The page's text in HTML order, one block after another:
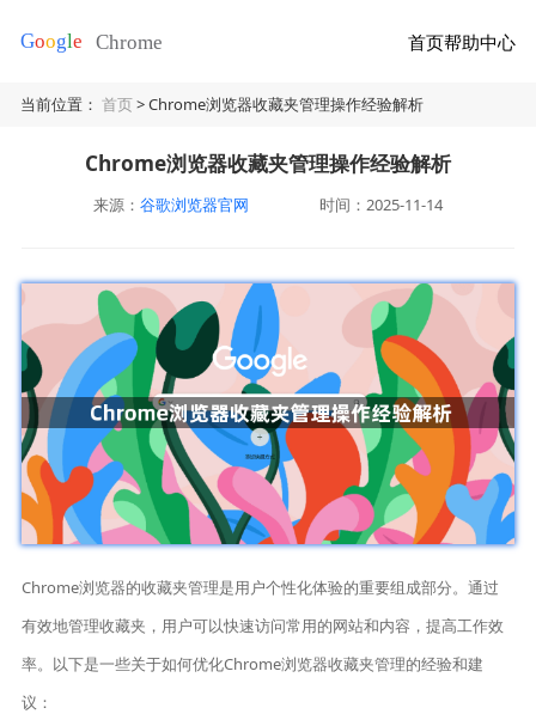
首页帮助中心
当前位置：首页> Chrome浏览器收藏夹管理操作经验解析
Chrome浏览器收藏夹管理操作经验解析
来源： 谷歌浏览器官网 时间：2025-11-14
Chrome浏览器的收藏夹管理是用户个性化体验的重要组成部分。通过
有效地管理收藏夹，用户可以快速访问常用的网站和内容，提高工作效
率。以下是一些关于如何优化Chrome浏览器收藏夹管理的经验和建
议：